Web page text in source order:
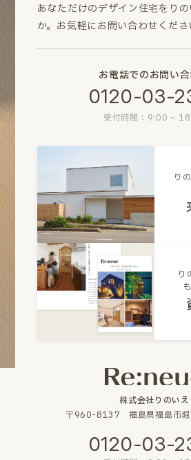
あなただけのデザイン住宅をり
か。 お気軽にお問い合わせくださ
お電話でのお問い
0120-03-
受付時間：9:00 ~
り
り
株式会社りのいえ
〒960-8137 福島県福島市堀
0120-03-